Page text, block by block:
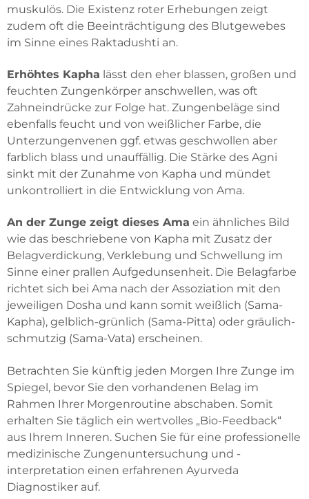
muskulös. Die Existenz roter Erhebungen zeigt
zudem oft die Beeinträchtigung des Blutgewebes
im Sinne eines Raktadushti an.
Erhöhtes Kapha lässt den eher blassen, großen und
feuchten Zungenkörper anschwellen, was oft
Zahneindrücke zur Folge hat. Zungenbeläge sind
ebenfalls feucht und von weißlicher Farbe, die
Unterzungenvenen ggf. etwas geschwollen aber
farblich blass und unauffällig. Die Stärke des Agni
sinkt mit der Zunahme von Kapha und mündet
unkontrolliert in die Entwicklung von Ama.
An der Zunge zeigt dieses Ama ein ähnliches Bild
wie das beschriebene von Kapha mit Zusatz der
Belagverdickung, Verklebung und Schwellung im
Sinne einer prallen Aufgedunsenheit. Die Belagfarbe
richtet sich bei Ama nach der Assoziation mit den
jeweiligen Dosha und kann somit weißlich (Sama-
Kapha), gelblich-grünlich (Sama-Pitta) oder gräulich-
schmutzig (Sama-Vata) erscheinen.
Betrachten Sie künftig jeden Morgen Ihre Zunge im
Spiegel, bevor Sie den vorhandenen Belag im
Rahmen Ihrer Morgenroutine abschaben. Somit
erhalten Sie täglich ein wertvolles „Bio-Feedback“
aus Ihrem Inneren. Suchen Sie für eine professionelle
medizinische Zungenuntersuchung und -
interpretation einen erfahrenen Ayurveda
Diagnostiker auf.